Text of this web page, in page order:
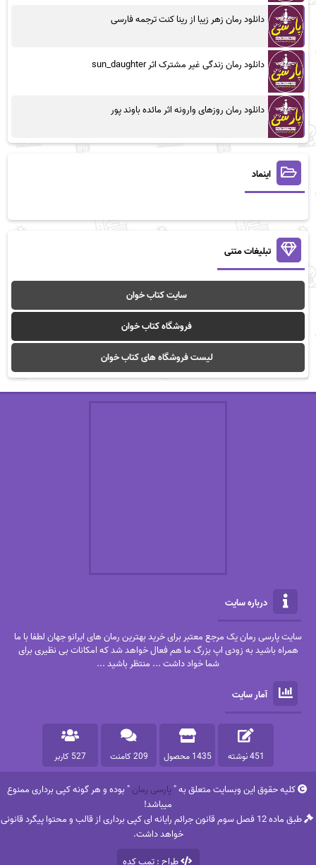
دانلود رمان زهر زیبا از رینا کنت ترجمه فارسی
دانلود رمان زندگی غیر مشترک اثر sun_daughter
دانلود رمان روزهای وارونه اثر مائده باوند پور
اینماد
تبلیغات متنی
سایت کتاب خوان
فروشگاه کتاب خوان
لیست فروشگاه های کتاب خوان
درباره سایت
سایت پارسی رمان یک مرجع معتبر برای خرید بهترین رمان های ایرانو جهان لطفا با ما
همراه باشید به زودی اپ بزرگ ما هم فعال خواهد شد که امکانات بی نظیری برای
شما خواد داشت ... منتظر باشید ...
آمار سایت
451 نوشته 1435 محصول 209 کامنت 527 کاربر
کلیه حقوق این وبسایت متعلق به "پارسی رمان" بوده و هر گونه کپی برداری ممنوع
میباشد!
طبق ماده 12 فصل سوم قانون جرائم رایانه ای کپی برداری از قالب و محتوا پیگرد قانونی
خواهد داشت.
طراح : تمپ کده